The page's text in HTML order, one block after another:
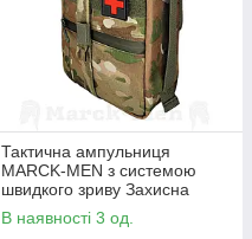
Тактична ампульниця
MARCK-MEN з системою
швидкого зриву Захисна
військова ампульниця-
швидкоскид. Органайзер
В наявності 3 од.